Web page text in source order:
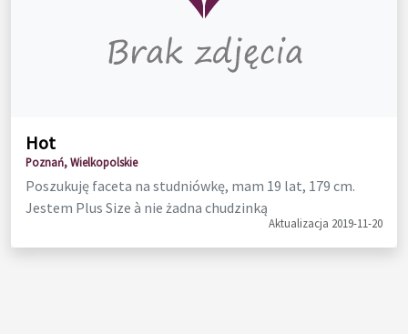
Hot
Poznań, Wielkopolskie
Poszukuję faceta na studniówkę, mam 19 lat, 179 cm.
Jestem Plus Size à nie żadna chudzinką
Aktualizacja 2019-11-20